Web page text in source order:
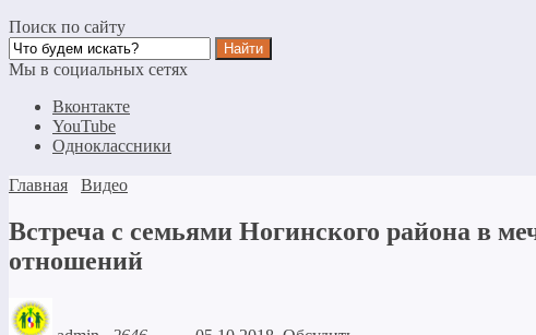
Поиск по сайту
Мы в социальных сетях
Вконтакте
YouTube
Одноклассники
Главная Видео
Встреча с семьями Ногинского района в
отношений